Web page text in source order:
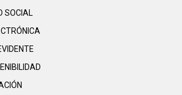
SOCIAL